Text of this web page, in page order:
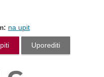
na upit
Uporediti